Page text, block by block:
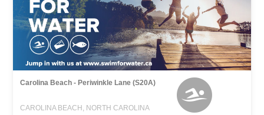
Carolina Beach - Periwinkle Lane (S20A)
CAROLINA BEACH, NORTH CAROLINA